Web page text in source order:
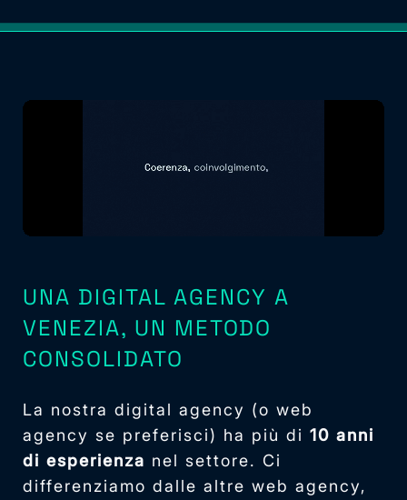
UNA DIGITAL AGENCY A
VENEZIA, UN METODO
CONSOLIDATO
La nostra digital agency (o web
agency se preferisci) ha più di 10 anni
di esperienza nel settore. Ci
differenziamo dalle altre web agency,